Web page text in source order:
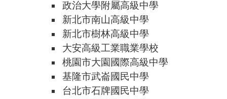
政治大學附屬高級中學
新北市南山高級中學
新北市樹林高級中學
大安高級工業職業學校
桃園市大園國際高級中學
基隆市武崙國民中學
台北市石牌國民中學